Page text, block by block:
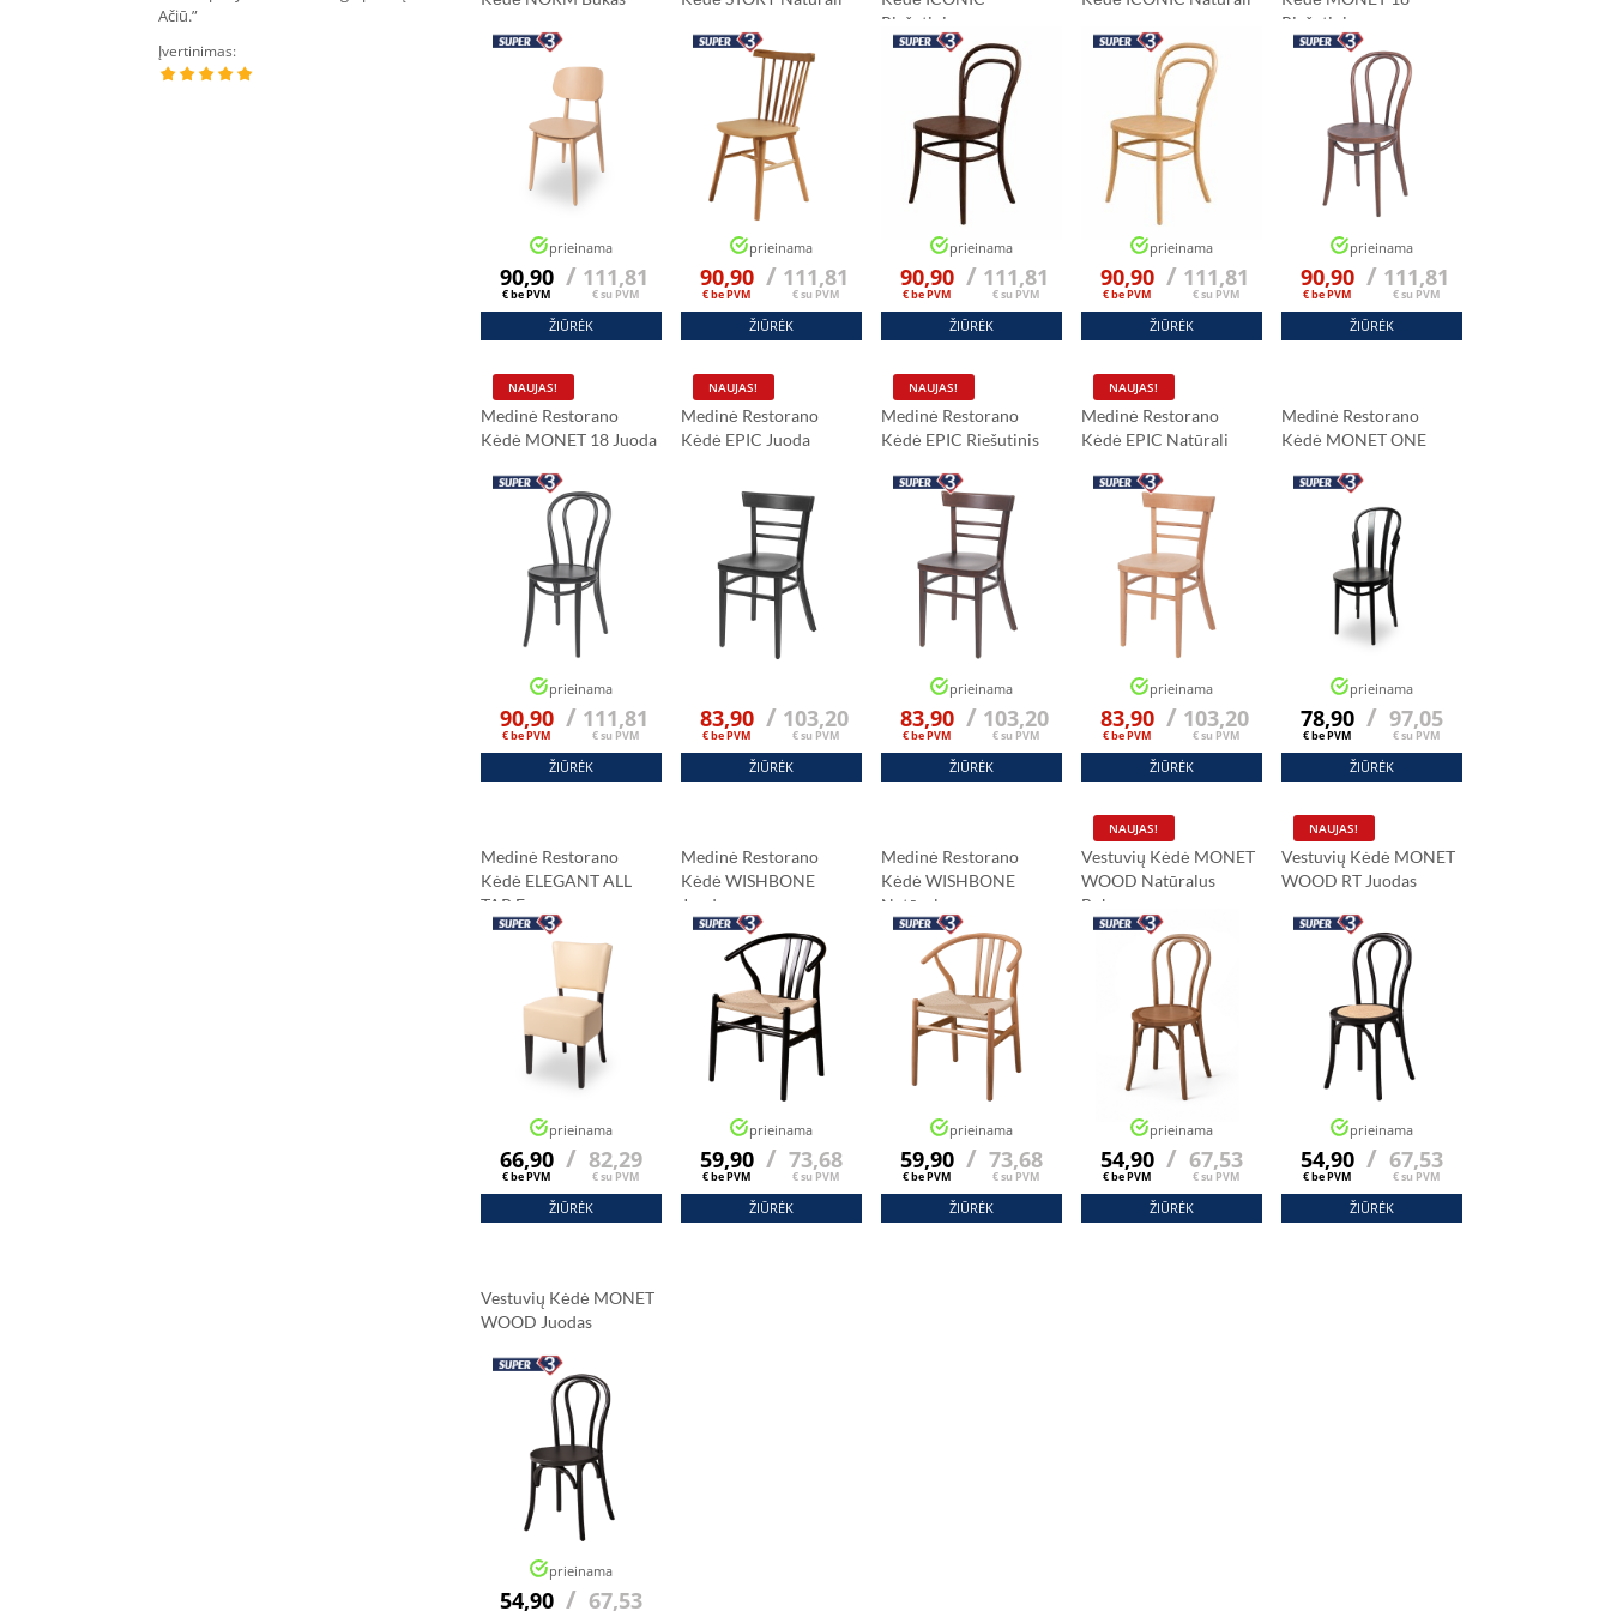
Ačiū.”
Įvertinimas: Įvertinimas:
prieinama
90,90
€ be PVM
/ 111,81
€ su PVM
ŽIŪRĖK
prieinama
90,90
€ be PVM
/ 111,81
€ su PVM
ŽIŪRĖK
Riešutinis
prieinama
90,90
€ be PVM
/ 111,81
€ su PVM
ŽIŪRĖK
prieinama
90,90
€ be PVM
/ 111,81
€ su PVM
ŽIŪRĖK
Riešutinis
prieinama
90,90
€ be PVM
/ 111,81
€ su PVM
ŽIŪRĖK
Medinė Restorano
Kėdė MONET 18 Juoda
NAUJAS!
prieinama
90,90
€ be PVM
/ 111,81
€ su PVM
ŽIŪRĖK
Medinė Restorano
Kėdė EPIC Juoda
NAUJAS!
83,90
€ be PVM
/ 103,20
€ su PVM
ŽIŪRĖK
Medinė Restorano
Kėdė EPIC Riešutinis
NAUJAS!
prieinama
83,90
€ be PVM
/ 103,20
€ su PVM
ŽIŪRĖK
Medinė Restorano
Kėdė EPIC Natūrali
NAUJAS!
prieinama
83,90
€ be PVM
/ 103,20
€ su PVM
ŽIŪRĖK
Medinė Restorano
Kėdė MONET ONE
prieinama
78,90
€ be PVM
/ 97,05
€ su PVM
ŽIŪRĖK
Medinė Restorano
Kėdė ELEGANT ALL
TAP Ecru
prieinama
66,90
€ be PVM
/ 82,29
€ su PVM
ŽIŪRĖK
Medinė Restorano
Kėdė WISHBONE
Juodas
prieinama
59,90
€ be PVM
/ 73,68
€ su PVM
ŽIŪRĖK
Medinė Restorano
Kėdė WISHBONE
Natūralus
prieinama
59,90
€ be PVM
/ 73,68
€ su PVM
ŽIŪRĖK
Vestuvių Kėdė MONET
WOOD Natūralus
Bukas
NAUJAS!
prieinama
54,90
€ be PVM
/ 67,53
€ su PVM
ŽIŪRĖK
Vestuvių Kėdė MONET
WOOD RT Juodas
NAUJAS!
prieinama
54,90
€ be PVM
/ 67,53
€ su PVM
ŽIŪRĖK
Vestuvių Kėdė MONET
WOOD Juodas
prieinama
54,90 / 67,53